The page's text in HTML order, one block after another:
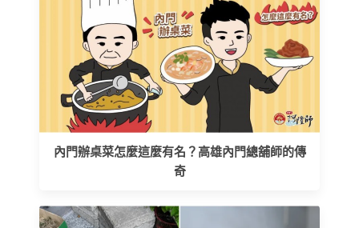
內門辦桌菜怎麼這麼有名？高雄內門總舖師的傳
奇